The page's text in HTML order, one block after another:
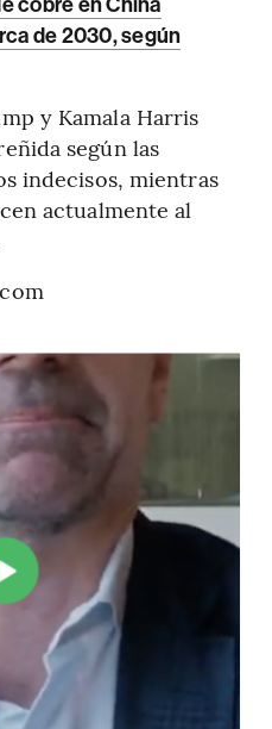
de 2030, según
y Kamala Harris
según las
indecisos, mientras
actualmente al